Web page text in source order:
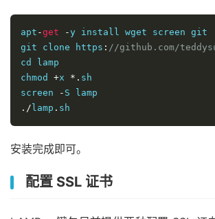
apt -get -y install
git clone https : //github.com/
cd lamp
chmod +x *.
screen
-
./ lamp . sh
安装完成即可。
配置 SSL 证书